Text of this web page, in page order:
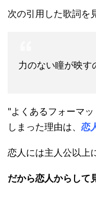
次の引用した歌詞を
力のない瞳が映す
"よくあるフォーマ
しまった理由は、 恋
恋人には主人公以上
だから恋人からして